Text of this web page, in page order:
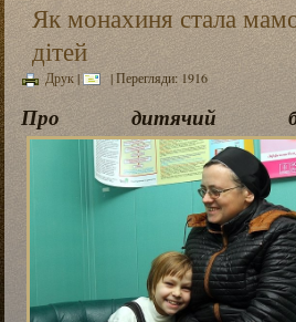
Як монахиня стала
дітей
Друк| | Перегляди: 1916
Про дитячий